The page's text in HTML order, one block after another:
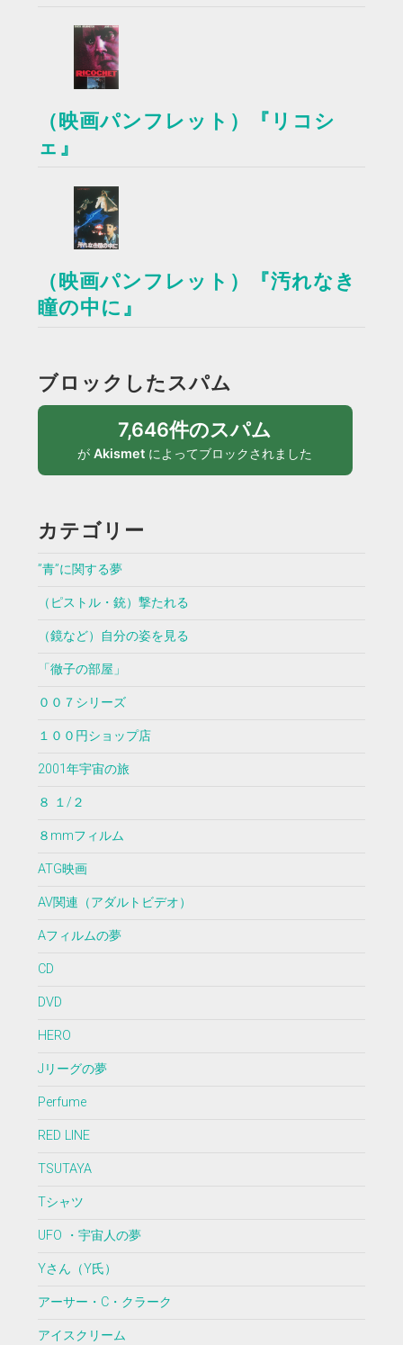
（映画パンフレット）『リコシ
ェ』
（映画パンフレット）『汚れなき
瞳の中に』
ブロックしたスパム
7,646件のスパム
がAkismet によってブロックされました
カテゴリー
”青”に関する夢
（ピストル・銃）撃たれる
（鏡など）自分の姿を見る
「徹子の部屋」
００７シリーズ
１００円ショップ店
2001年宇宙の旅
８ １/２
８mmフィルム
ATG映画
AV関連（アダルトビデオ）
Aフィルムの夢
CD
DVD
HERO
Jリーグの夢
Perfume
RED LINE
TSUTAYA
Tシャツ
UFO ・宇宙人の夢
Yさん（Y氏）
アーサー・C・クラーク
アイスクリーム